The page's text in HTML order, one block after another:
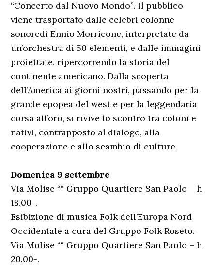
“Concerto dal Nuovo Mondo”. Il pubblico
viene trasportato dalle celebri colonne
sonoredi Ennio Morricone, interpretate da
un’orchestra di 50 elementi, e dalle immagini
proiettate, ripercorrendo la storia del
continente americano. Dalla scoperta
dell’America ai giorni nostri, passando per la
grande epopea del west e per la leggendaria
corsa all’oro, si rivive lo scontro tra coloni e
nativi, contrapposto al dialogo, alla
cooperazione e allo scambio di culture.
Domenica 9 settembre
Via Molise ““ Gruppo Quartiere San Paolo – h
18.00-.
Esibizione di musica Folk dell’Europa Nord
Occidentale a cura del Gruppo Folk Roseto.
Via Molise ““ Gruppo Quartiere San Paolo – h
20.00-.